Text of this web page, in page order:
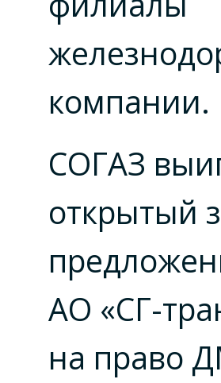
компании.
СОГАЗ
открытый
АО «СГ-
на право